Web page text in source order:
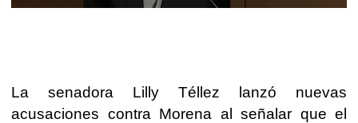
La senadora Lilly Téllez lanzó nuevas
acusaciones contra Morena al señalar que el